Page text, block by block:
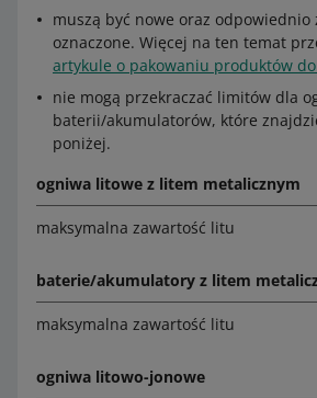
muszą być nowe oraz odpowiednio
oznaczone. Więcej na ten temat
artykule o pakowaniu produktów do
nie mogą przekraczać limitów dla
baterii/akumulatorów, które
poniżej.
ogniwa litowe z litem metalicznym
maksymalna zawartość litu
baterie/akumulatory z litem
maksymalna zawartość litu
ogniwa litowo-jonowe